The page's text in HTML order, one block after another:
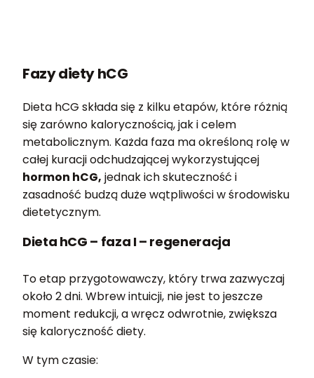
Fazy diety hCG
Dieta hCG składa się z kilku etapów, które różnią
się zarówno kalorycznością, jak i celem
metabolicznym. Każda faza ma określoną rolę w
całej kuracji odchudzającej wykorzystującej
hormon hCG, jednak ich skuteczność i
zasadność budzą duże wątpliwości w środowisku
dietetycznym.
Dieta hCG – faza I – regeneracja
To etap przygotowawczy, który trwa zazwyczaj
około 2 dni. Wbrew intuicji, nie jest to jeszcze
moment redukcji, a wręcz odwrotnie, zwiększa
się kaloryczność diety.
W tym czasie: